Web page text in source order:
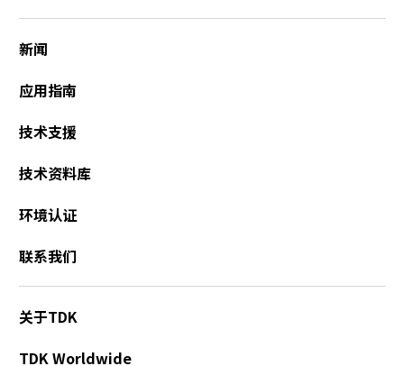
新闻
应用指南
技术支援
技术资料库
环境认证
联系我们
关于TDK
TDK Worldwide